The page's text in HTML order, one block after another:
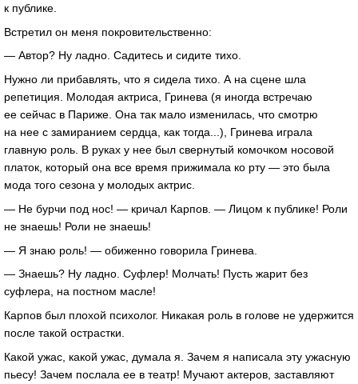
к публике.
Встретил он меня покровительственно:
— Автор? Ну ладно. Садитесь и сидите тихо.
Нужно ли прибавлять, что я сидела тихо. А на сцене шла
репетиция. Молодая актриса, Гринева (я иногда встречаю
ее сейчас в Париже. Она так мало изменилась, что смотрю
на нее с замиранием сердца, как тогда...), Гринева играла
главную роль. В руках у нее был свернутый комочком носовой
платок, который она все время прижимала ко рту — это была
мода того сезона у молодых актрис.
— Не бурчи под нос! — кричал Карпов. — Лицом к публике! Роли
не знаешь! Роли не знаешь!
— Я знаю роль! — обиженно говорила Гринева.
— Знаешь? Ну ладно. Суфлер! Молчать! Пусть жарит без
суфлера, на постном масле!
Карпов был плохой психолог. Никакая роль в голове не удержится
после такой острастки.
Какой ужас, какой ужас, думала я. Зачем я написала эту ужасную
пьесу! Зачем послала ее в театр! Мучают актеров, заставляют